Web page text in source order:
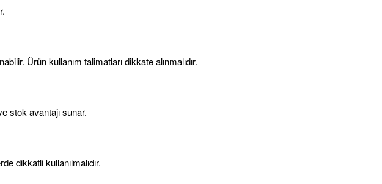
Ürün kullanım talimatları dikkate alınmalıdır.
stok avantajı sunar.
dikkatli kullanılmalıdır.